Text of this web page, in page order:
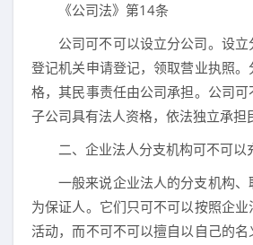
《公司法》第14条
公司可不可以设立分公司。设
登记机关申请登记，领取营业执照
格，其民事责任由公司承担。公司可
子公司具有法人资格，依法独立承担
二、企业法人分支机构可不可以
一般来说企业法人的分支机构
为保证人。它们只可不可以按照企
活动，而不可不可以擅自以自己的